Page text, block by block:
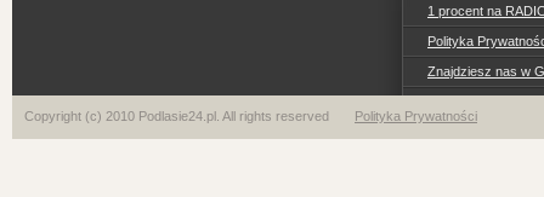
1 procent na
Polityka
Znajdziesz nas w
Copyright (c) 2010 Podlasie24.pl. All rights reserved Polityka Prywatności